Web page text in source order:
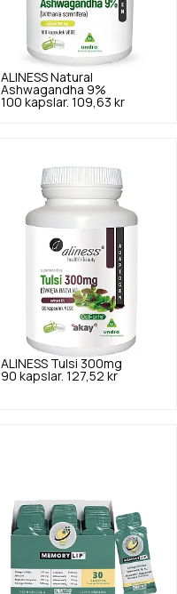
ALINESS Natural
Ashwagandha 9%
100 kapslar. 109,63 kr
ALINESS Tulsi 300mg
90 kapslar. 127,52 kr